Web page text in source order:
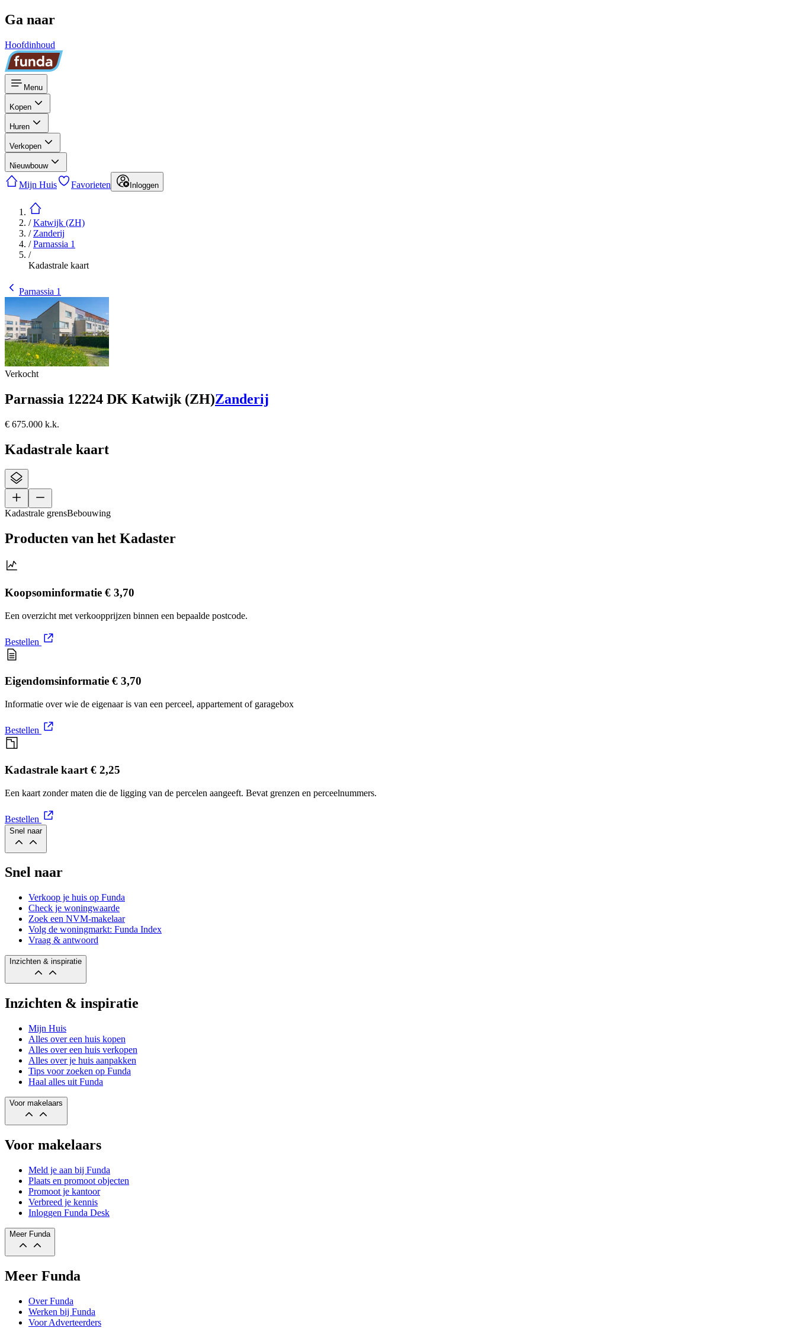
Ga naar
Hoofdinhoud
Menu
Kopen
Huren
Verkopen
Nieuwbouw
Mijn Huis Favorieten Inloggen
/Katwijk (ZH)
/ Zanderij
/Parnassia 1
/
Kadastrale kaart
Parnassia 1
Verkocht
Parnassia 12224 DK Katwijk (ZH)Zanderij
€ 675.000 k.k.
Kadastrale kaart
Kadastrale grensBebouwing
Producten van het Kadaster
Koopsominformatie € 3,70
Een overzicht met verkoopprijzen binnen een bepaalde postcode.
Bestellen
Eigendomsinformatie € 3,70
Informatie over wie de eigenaar is van een perceel, appartement of garagebox
Bestellen
Kadastrale kaart € 2,25
Een kaart zonder maten die de ligging van de percelen aangeeft. Bevat grenzen en perceelnummers.
Bestellen
Snel naar
Snel naar
Verkoop je huis op Funda
Check je woningwaarde
Zoek een NVM-makelaar
Volg de woningmarkt: Funda Index
Vraag & antwoord
Inzichten & inspiratie
Inzichten & inspiratie
Mijn Huis
Alles over een huis kopen
Alles over een huis verkopen
Alles over je huis aanpakken
Tips voor zoeken op Funda
Haal alles uit Funda
Voor makelaars
Voor makelaars
Meld je aan bij Funda
Plaats en promoot objecten
Promoot je kantoor
Verbreed je kennis
Inloggen Funda Desk
Meer Funda
Meer Funda
Over Funda
Werken bij Funda
Voor Adverteerders